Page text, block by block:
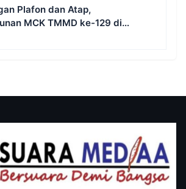
Plafon dan Atap,
MCK TMMD ke-129 di